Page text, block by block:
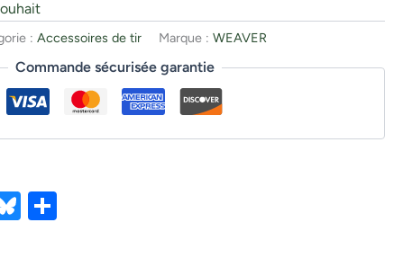
:Accessoires de tir Marque :WEAVER
Commande sécurisée garantie
Bluesky